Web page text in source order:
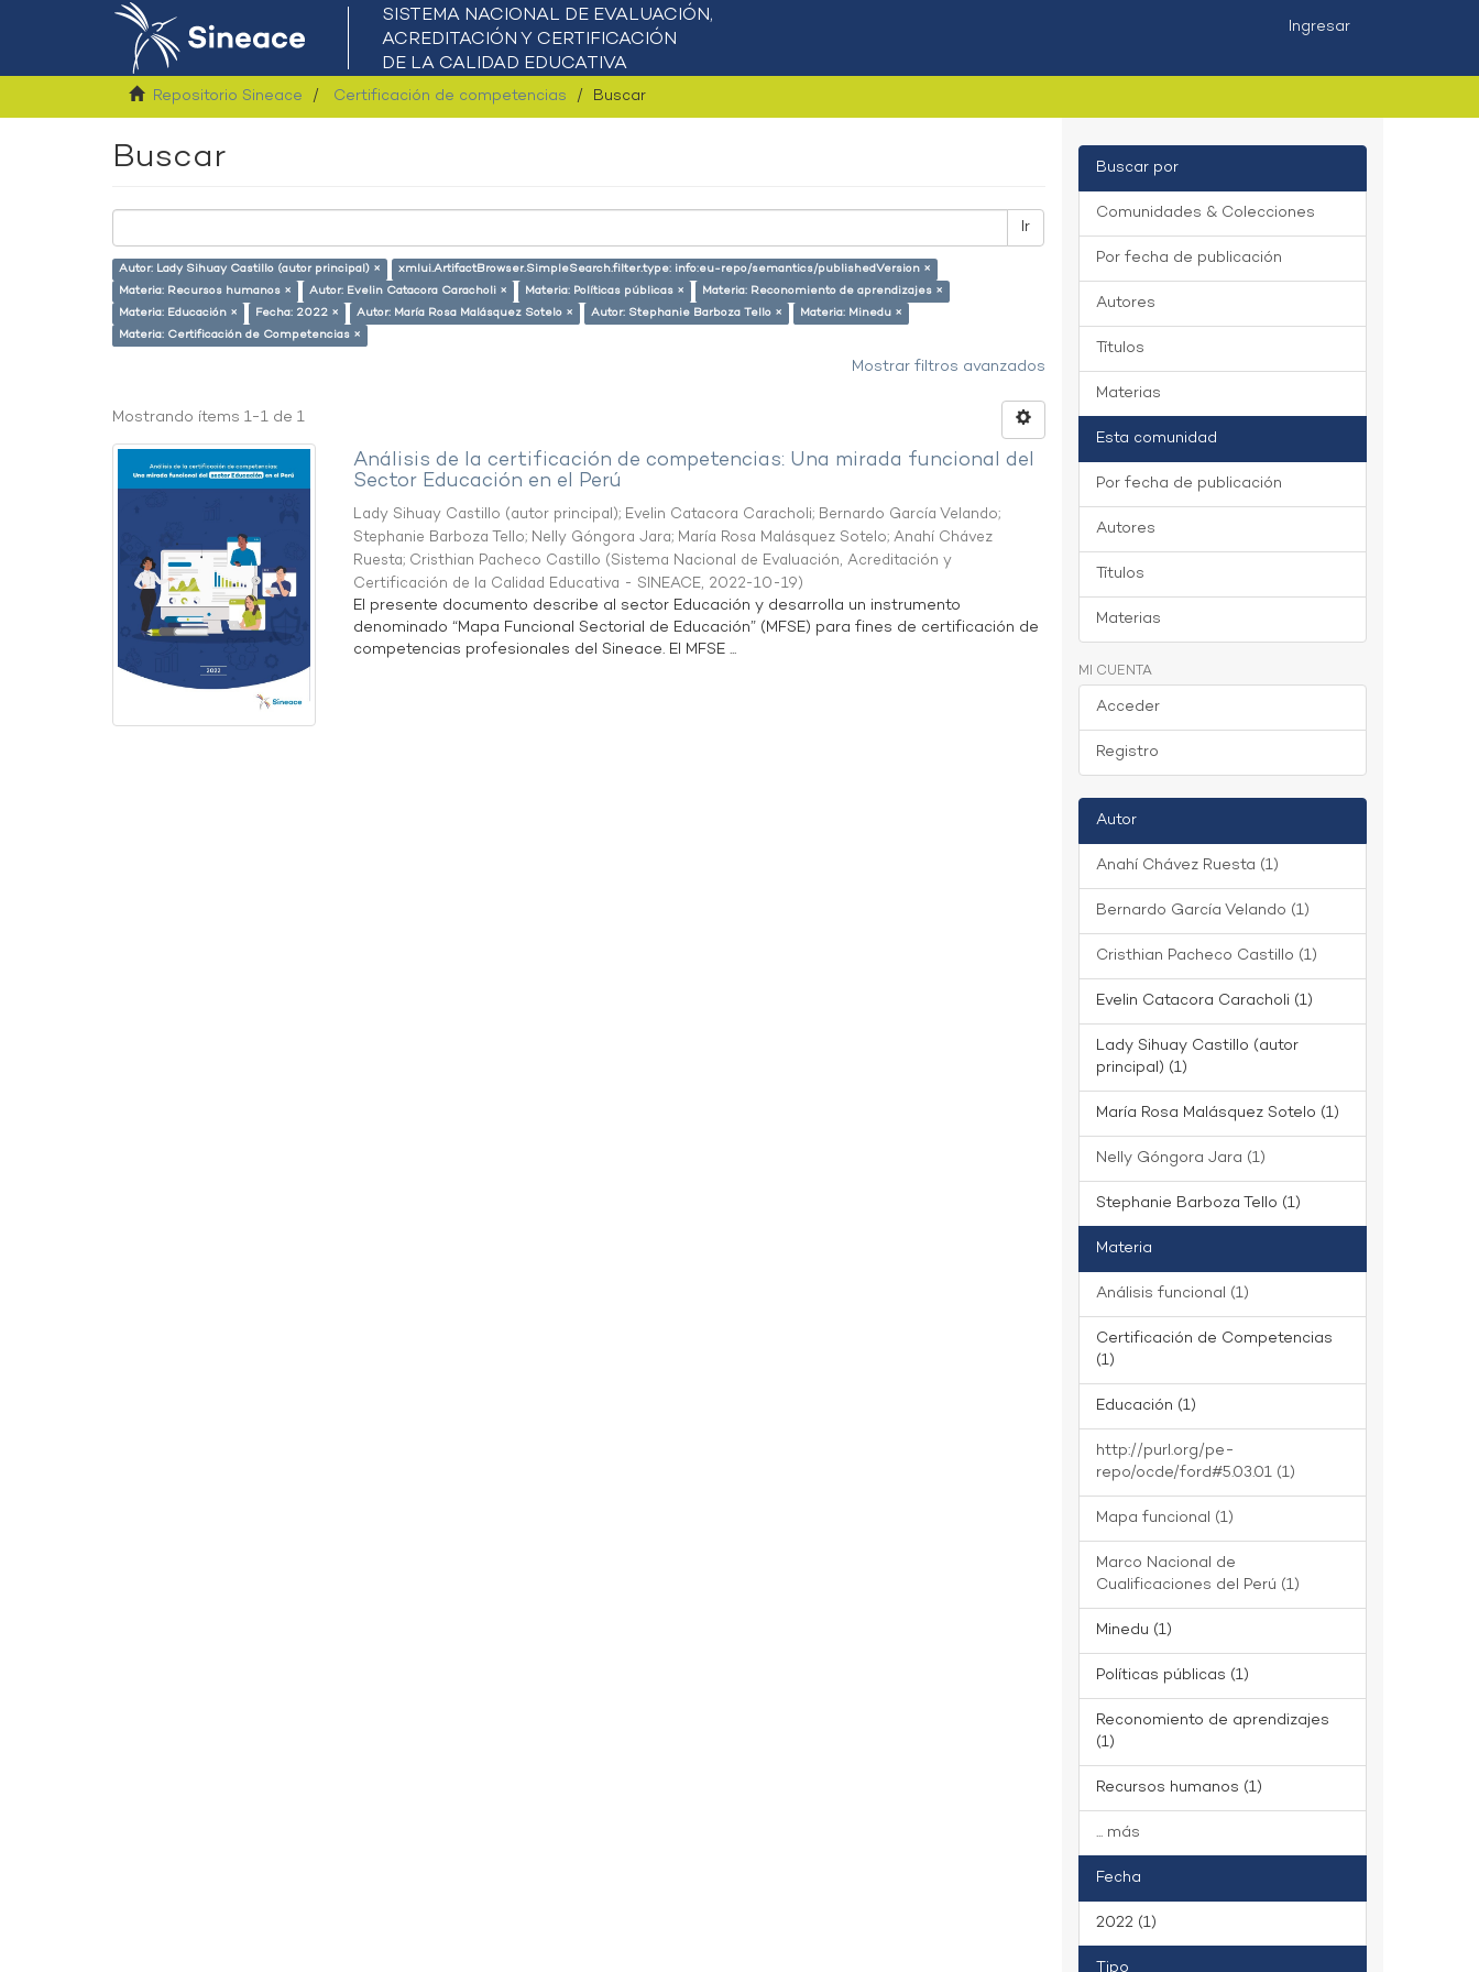
Ingresar
Repositorio Sineace Certificación de competencias Buscar
Buscar
Ir
Autor: Lady Sihuay Castillo (autor principal) ×
xmlui.ArtifactBrowser.SimpleSearch.filter.type: info:eu-repo/semantics/publishedVersion ×
Materia: Recursos humanos ×
Autor: Evelin Catacora Caracholi × Materia: Políticas públicas ×
Materia: Reconomiento de aprendizajes ×
Materia: Educación ×
Fecha: 2022 × Autor: María Rosa Malásquez Sotelo × Autor: Stephanie Barboza Tello ×
Materia: Minedu ×
Materia: Certificación de Competencias ×
Mostrar filtros avanzados
Mostrando ítems 1-1 de 1
Análisis de la certificación de competencias: Una mirada funcional del
Sector Educación en el Perú
Lady Sihuay Castillo (autor principal); Evelin Catacora Caracholi; Bernardo García Velando;
Stephanie Barboza Tello; Nelly Góngora Jara; María Rosa Malásquez Sotelo;Anahí Chávez
Ruesta; Cristhian Pacheco Castillo (Sistema Nacional de Evaluación, Acreditación y
Certificación de la Calidad Educativa - SINEACE, 2022-10-19)
El presente documento describe al sector Educación y desarrolla un instrumento
denominado “Mapa Funcional Sectorial de Educación” (MFSE) para fines de certificación de
competencias profesionales del Sineace. El MFSE ...
Buscar por
Comunidades & Colecciones
Por fecha de publicación
Autores
Títulos
Materias
Esta comunidad
Por fecha de publicación
Autores
Títulos
Materias
MI CUENTA
Acceder
Registro
Autor
Anahí Chávez Ruesta (1)
Bernardo García Velando (1)
Cristhian Pacheco Castillo (1)
Evelin Catacora Caracholi (1)
Lady Sihuay Castillo (autor
principal) (1)
María Rosa Malásquez Sotelo (1)
Nelly Góngora Jara (1)
Stephanie Barboza Tello (1)
Materia
Análisis funcional (1)
Certificación de Competencias
(1)
Educación (1)
http://purl.org/pe-
repo/ocde/ford#5.03.01 (1)
Mapa funcional (1)
Marco Nacional de
Cualificaciones del Perú (1)
Minedu (1)
Políticas públicas (1)
Reconomiento de aprendizajes
(1)
Recursos humanos (1)
... más
Fecha
2022 (1)